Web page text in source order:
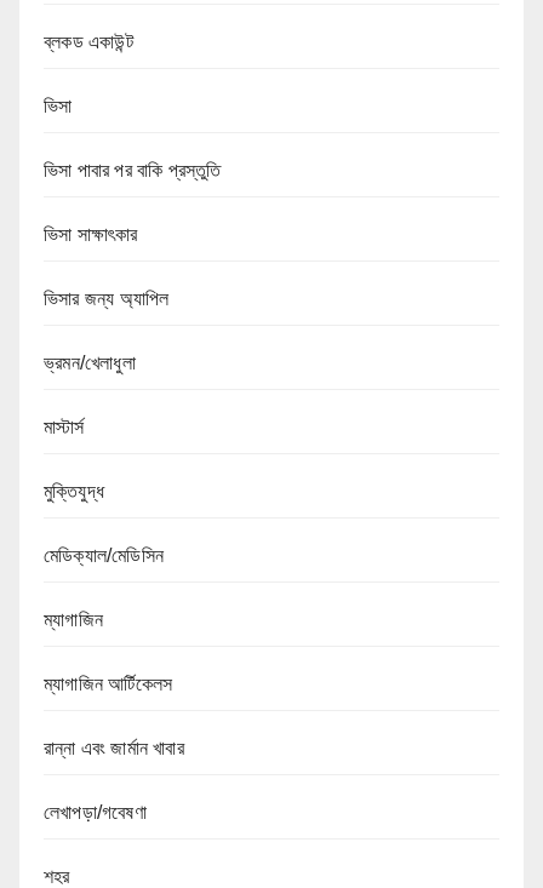
ব্লকড একাউন্ট
ভিসা
ভিসা পাবার পর বাকি প্রস্তুতি
ভিসা সাক্ষাৎকার
ভিসার জন্য অ্যাপিল
ভ্রমন/খেলাধুলা
মাস্টার্স
মুক্তিযুদ্ধ
মেডিক্যাল/মেডিসিন
ম্যাগাজিন
ম্যাগাজিন আর্টিকেলস
রান্না এবং জার্মান খাবার
লেখাপড়া/গবেষণা
শহর